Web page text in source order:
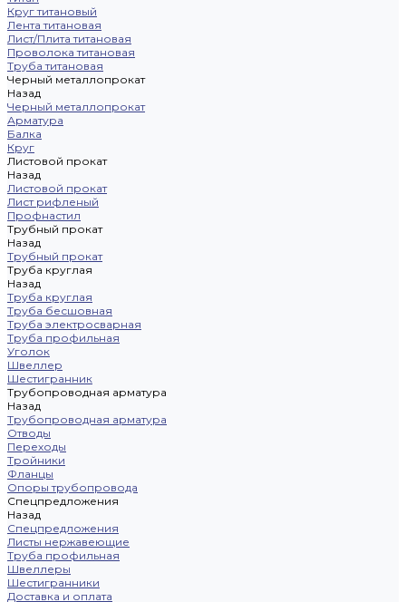
Круг титановый
Лента титановая
Лист/Плита титановая
Проволока титановая
Труба титановая
Черный металлопрокат
Назад
Черный металлопрокат
Арматура
Балка
Круг
Листовой прокат
Назад
Листовой прокат
Лист рифленый
Профнастил
Трубный прокат
Назад
Трубный прокат
Труба круглая
Назад
Труба круглая
Труба бесшовная
Труба электросварная
Труба профильная
Уголок
Швеллер
Шестигранник
Трубопроводная арматура
Назад
Трубопроводная арматура
Отводы
Переходы
Тройники
Фланцы
Опоры трубопровода
Спецпредложения
Назад
Спецпредложения
Листы нержавеющие
Труба профильная
Швеллеры
Шестигранники
Доставка и оплата